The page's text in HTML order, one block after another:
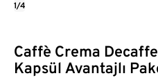
Caffè Crema
Kapsül Avantajlı
1/4